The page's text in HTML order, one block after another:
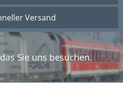
Versand
Sie uns besuchen.
im Onlineshop
- Eck Kloppe.
Sie uns besuchen.
im Onlineshop
- Eck Kloppe.